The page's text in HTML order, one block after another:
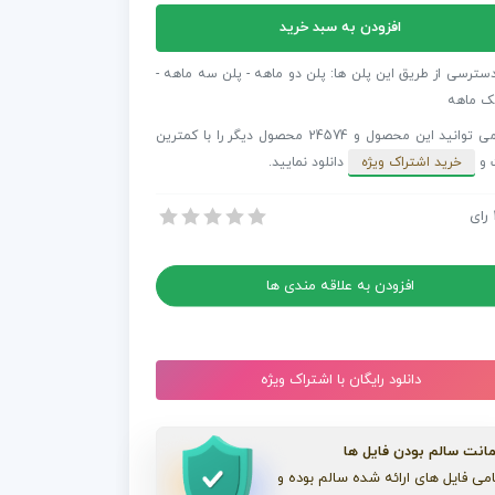
افزودن به سبد خرید
از طریق این پلن ها: پلن دو ماهه - پلن سه ماهه -
ماهه
شما می توانید این محصول و 24574 محصول دیگر را با کمترین
و
خرید اشتراک ویژه دانلود نمایید.
افترافکت لوگو با افکت گلیچ 1 رای
افزودن به علاقه مندی ها
دانلود رایگان با اشتراک ویژه
سالم بودن فایل ها
فایل های ارائه شده سالم بوده و